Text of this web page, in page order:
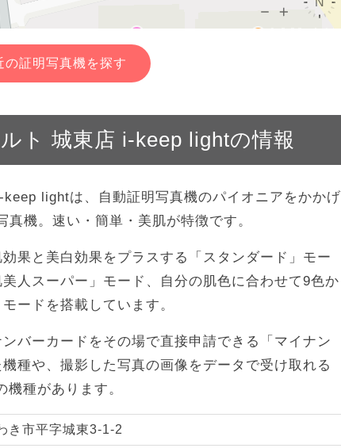
の証明写真機を探す
ト 城東店 i-keep lightの情報
lightは、自動証明写真機のパイオニアをかかげ
機。速い・簡単・美肌が特徴です。
果と美白効果をプラスする「スタンダード」モー
人スーパー」モード、自分の肌色に合わせて9色か
ードを搭載しています。
バーカードをその場で直接申請できる「マイナン
種や、撮影した写真の画像をデータで受け取れる
種があります。
き市平字城東3-1-2